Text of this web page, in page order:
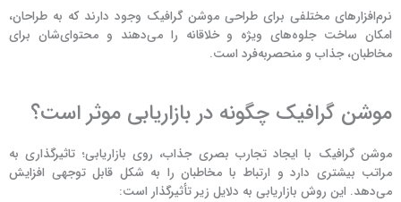
نرم‌افزارهای مختلفی برای طراحی موشن گرافیک وجود دارند که به طراحان،
امکان ساخت جلوه‌های ویژه و خلاقانه را می‌دهند و محتوای‌شان برای
مخاطبان، جذاب و منحصربه‌فرد است.
موشن گرافیک چگونه در بازاریابی موثر است؟
موشن گرافیک با ایجاد تجارب بصری جذاب، روی بازاریابی؛ تاثیرگذاری به
مراتب بیشتری دارد و ارتباط با مخاطبان را به شکل قابل توجهی افزایش
می‌دهد. این روش بازاریابی به دلایل زیر تأثیرگذار است: